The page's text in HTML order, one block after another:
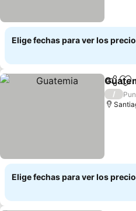
Elige fechas para ver los
/
Elige fechas para ver los